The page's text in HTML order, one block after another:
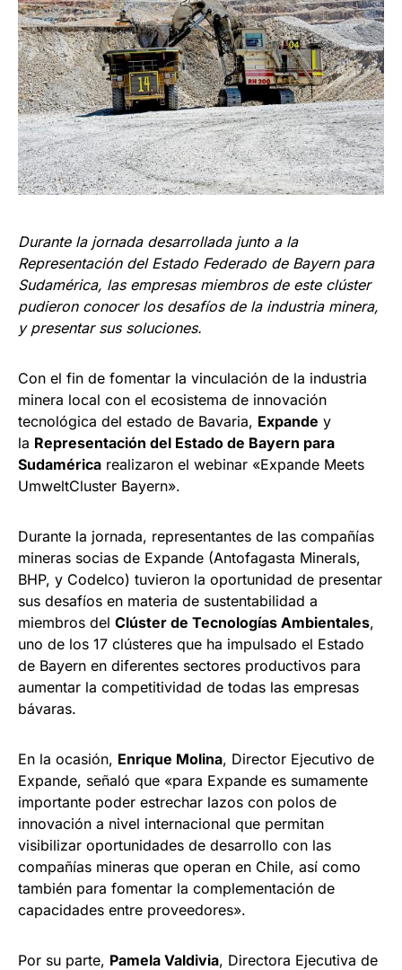
Durante la jornada desarrollada junto a la
Representación del Estado Federado de Bayern para
Sudamérica, las empresas miembros de este clúster
pudieron conocer los desafíos de la industria minera,
y presentar sus soluciones.
Con el fin de fomentar la vinculación de la industria
minera local con el ecosistema de innovación
tecnológica del estado de Bavaria, Expande y
la Representación del Estado de Bayern para
Sudamérica realizaron el webinar «Expande Meets
UmweltCluster Bayern».
Durante la jornada, representantes de las compañías
mineras socias de Expande (Antofagasta Minerals,
BHP, y Codelco) tuvieron la oportunidad de presentar
sus desafíos en materia de sustentabilidad a
miembros del Clúster de Tecnologías Ambientales,
uno de los 17 clústeres que ha impulsado el Estado
de Bayern en diferentes sectores productivos para
aumentar la competitividad de todas las empresas
bávaras.
En la ocasión, Enrique Molina, Director Ejecutivo de
Expande, señaló que «para Expande es sumamente
importante poder estrechar lazos con polos de
innovación a nivel internacional que permitan
visibilizar oportunidades de desarrollo con las
compañías mineras que operan en Chile, así como
también para fomentar la complementación de
capacidades entre proveedores».
Por su parte, Pamela Valdivia, Directora Ejecutiva de